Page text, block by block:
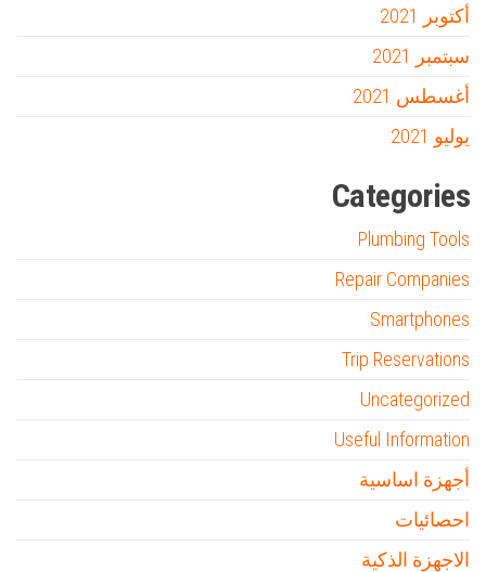
أكتوبر 2021
سبتمبر 2021
أغسطس 2021
يوليو 2021
Categories
Plumbing Tools
Repair Companies
Smartphones
Trip Reservations
Uncategorized
Useful Information
أجهزة اساسية
احصائيات
الاجهزة الذكية